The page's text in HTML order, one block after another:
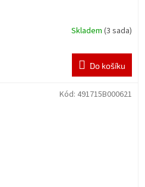
Skladem (3 sada)
Do košíku
Kód: 491715B000621